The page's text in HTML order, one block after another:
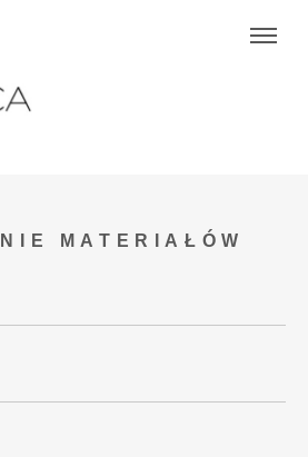
MATERIAŁÓW